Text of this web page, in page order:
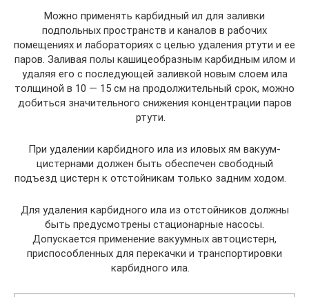
Можно применять карбидный ил для заливки
подпольных пространств и каналов в рабочих
помещениях и лабораториях с целью удаления ртути и ее
паров. Заливая полы кашицеобразным карбидным илом и
удаляя его с последующей заливкой новым слоем ила
толщиной в 10 — 15 см на продолжительный срок, можно
добиться значительного снижения концентрации паров
ртути.
При удалении карбидного ила из иловых ям вакуум-
цистернами должен быть обеспечен свободный
подъезд цистерн к отстойникам только задним ходом.
Для удаления карбидного ила из отстойников должны
быть предусмотрены стационарные насосы.
Допускается применение вакуумных автоцистерн,
приспособленных для перекачки и транспортировки
карбидного ила.